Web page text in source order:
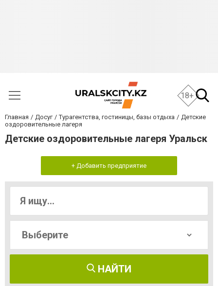
18+
Главная Досуг Турагентства, гостиницы, базы отдыха
Детские
оздоровительные лагеря
Детские оздоровительные лагеря Уральск
+ Добавить предприятие
НАЙТИ